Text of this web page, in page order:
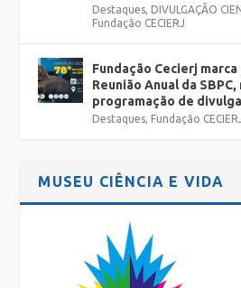
Destaques, DIVULGAÇÃO
Fundação CECIERJ
Fundação Cecierj marca
Reunião Anual da SBPC,
programação de
Destaques, Fundação
MUSEU CIÊNCIA E VIDA